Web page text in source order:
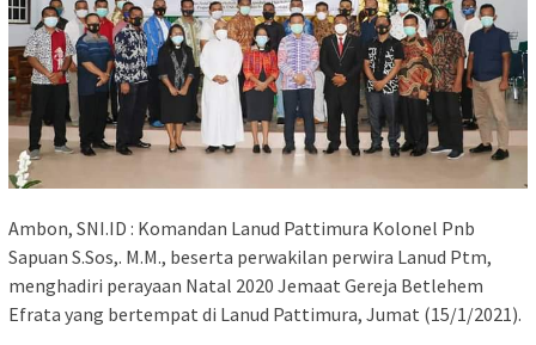
Ambon, SNI.ID : Komandan Lanud Pattimura Kolonel Pnb
Sapuan S.Sos,. M.M., beserta perwakilan perwira Lanud Ptm,
menghadiri perayaan Natal 2020 Jemaat Gereja Betlehem
Efrata yang bertempat di Lanud Pattimura, Jumat (15/1/2021).